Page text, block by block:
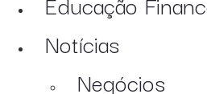
Notícias
Negócios